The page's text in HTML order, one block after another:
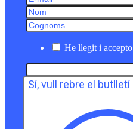
He llegit i
Sí, vull rebre el